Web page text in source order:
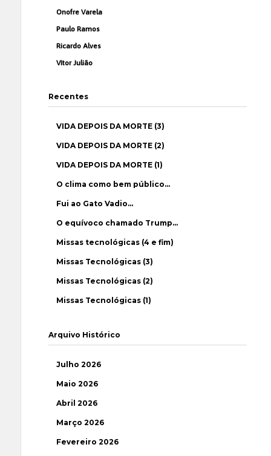
Onofre Varela
Paulo Ramos
Ricardo Alves
Vítor Julião
Recentes
VIDA DEPOIS DA MORTE (3)
VIDA DEPOIS DA MORTE (2)
VIDA DEPOIS DA MORTE (1)
O clima como bem público…
Fui ao Gato Vadio…
O equívoco chamado Trump…
Missas tecnológicas (4 e fim)
Missas Tecnológicas (3)
Missas Tecnológicas (2)
Missas Tecnológicas (1)
Arquivo Histórico
Julho 2026
Maio 2026
Abril 2026
Março 2026
Fevereiro 2026